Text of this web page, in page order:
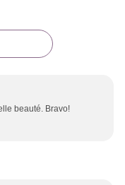
beauté. Bravo!